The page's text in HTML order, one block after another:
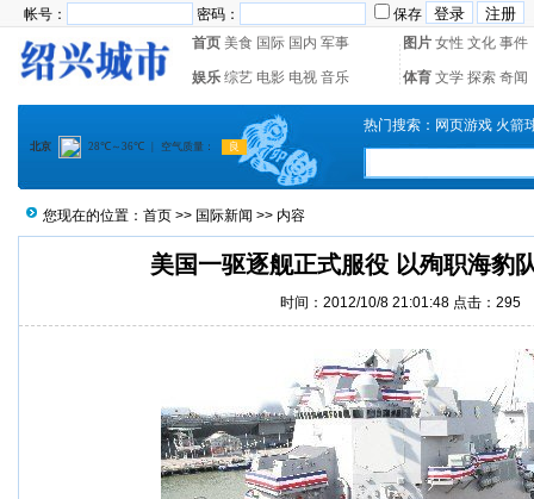
帐号： 密码：
保存
首页 美食 国际 国内 军事 图片 女性 文化 事件
娱乐 综艺 电影 电视 音乐 体育 文学 探索 奇闻
热门搜索： 网页游戏 火箭
您现在的位置： 首页 >> 国际新闻 >> 内容
美国一驱逐舰正式服役 以殉职海豹
时间：2012/10/8 21:01:48 点击： 295